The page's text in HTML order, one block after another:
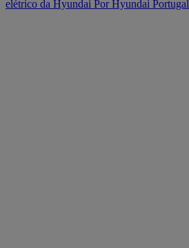
elétrico da Hyundai Por Hyundai Portugal